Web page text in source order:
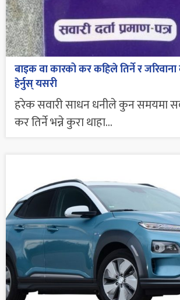
बाइक वा कारको कर कहिले तिर्ने र
हेर्नुस् यसरी
हरेक सवारी साधन धनीले कुन समयमा
कर तिर्ने भन्ने कुरा थाहा...